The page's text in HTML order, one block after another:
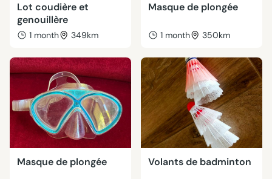
Lot coudière et
genouillère
1 month 349km
Masque de plongée
1 month 350km
Masque de plongée Volants de badminton